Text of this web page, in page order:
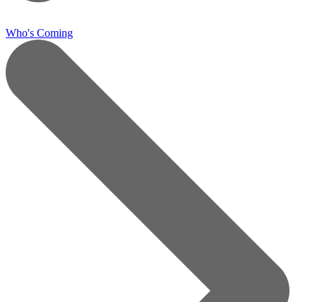
Who's Coming